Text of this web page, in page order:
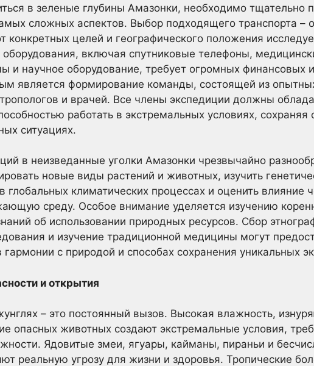
в зеленые глубины Амазонки, необходимо тщательно
сложных аспектов. Выбор подходящего транспорта –
конкретных целей и географического положения
оборудования, включая спутниковые телефоны,
и научное оборудование, требует огромных финансовых
является формирование команды, состоящей из
и врачей. Все члены экспедиции должны
работать в экстремальных условиях, сохраняя
ситуациях.
в неизведанные уголки Амазонки чрезвычайно
новые виды растений и животных, изучить
глобальных климатических процессах и оценить влияние
среду. Особое внимание уделяется изучению
об использовании природных ресурсов. Сбор
и изучение традиционной медицины могут
с природой и способах сохранения уникальных
и открытия
– это постоянный вызов. Высокая влажность,
опасных животных создают экстремальные условия,
Ядовитые змеи, ягуары, кайманы, пираньи и
реальную угрозу для жизни и здоровья. Тропические